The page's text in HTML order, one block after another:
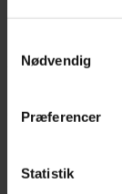
Nødvendig
Præferencer
Statistik
125,00kr.Den
var:
119,00
der IKKE bruger